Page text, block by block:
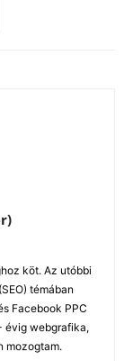
köt. Az utóbbi
témában
Facebook PPC
évig webgrafika,
mozogtam.